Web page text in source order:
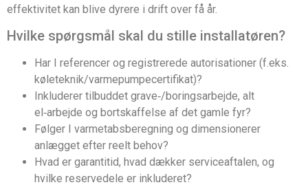
effektivitet kan blive dyrere i drift over få år.
Hvilke spørgsmål skal du stille installatøren?
Har I referencer og registrerede autorisationer (f.eks.
køleteknik/varmepumpecertifikat)?
Inkluderer tilbuddet grave‑/boringsarbejde, alt
el‑arbejde og bortskaffelse af det gamle fyr?
Følger I varmetabsberegning og dimensionerer
anlægget efter reelt behov?
Hvad er garantitid, hvad dækker serviceaftalen, og
hvilke reservedele er inkluderet?